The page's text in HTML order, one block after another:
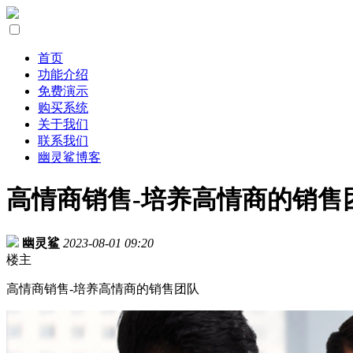
首页
功能介绍
免费演示
购买系统
关于我们
联系我们
幽灵鲨博客
高情商销售-培养高情商的销售
幽灵鲨 2023-08-01 09:20
楼主
高情商销售-培养高情商的销售团队